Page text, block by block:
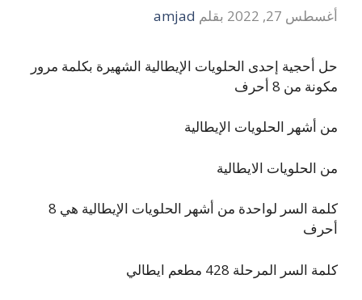
أغسطس 27, 2022 بقلم amjad
حل أحجية إحدى الحلويات الإيطالية الشهيرة بكلمة مرور
مكونة من 8 أحرف
من أشهر الحلويات الإيطالية
من الحلويات الايطالية
كلمة السر لواحدة من أشهر الحلويات الإيطالية هي 8
أحرف
كلمة السر المرحلة 428 مطعم ايطالي